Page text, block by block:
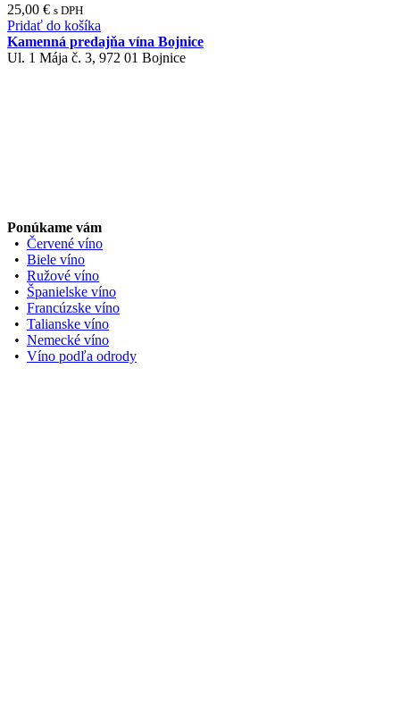
25,00 € s DPH
Pridať do košíka
Kamenná predajňa vína Bojnice
Ul. 1 Mája č. 3, 972 01 Bojnice
Ponúkame vám
• Červené víno
• Biele víno
• Ružové víno
• Španielske víno
• Francúzske víno
• Talianske víno
• Nemecké víno
• Víno podľa odrody